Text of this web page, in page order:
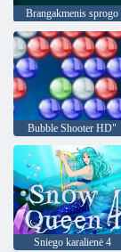
Brangakmenis sprogo
Bubble Shooter HD"
Sniego karalienė 4